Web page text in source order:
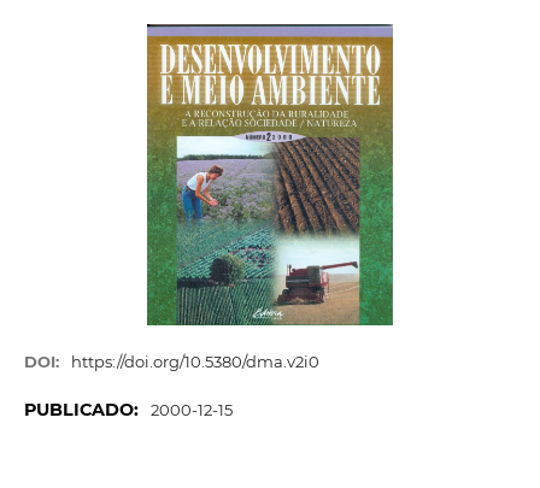
DOI: https://doi.org/10.5380/dma.v2i0
PUBLICADO: 2000-12-15